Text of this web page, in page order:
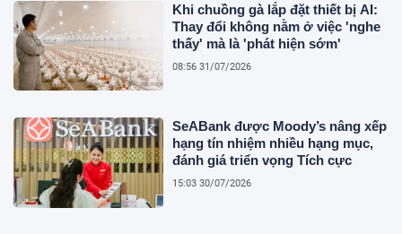
Khi chuồng gà lắp đặt thiết bị AI:
Thay đổi không nằm ở việc 'nghe
thấy' mà là 'phát hiện sớm'
08:56 31/07/2026
SeABank được Moody’s nâng xếp
hạng tín nhiệm nhiều hạng mục,
đánh giá triển vọng Tích cực
15:03 30/07/2026